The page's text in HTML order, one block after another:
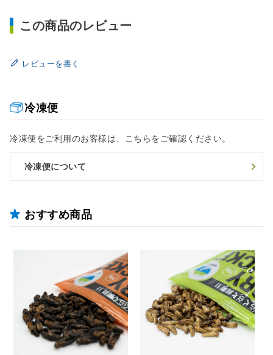
冷凍便
冷凍便をご利用のお客様は、こちらをご確認ください。
冷凍便について
おすすめ商品
この商品のレビュー
レビューを書く